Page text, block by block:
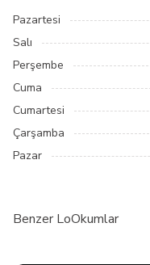
Pazartesi
Salı
Perşembe
Cuma
Cumartesi
Çarşamba
Pazar
Benzer LoOkumlar